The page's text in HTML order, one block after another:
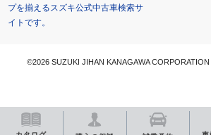
プを揃えるスズキ公式中古車検索サ
イトです。
©2026 SUZUKI JIHAN KANAGAWA CORPORATION